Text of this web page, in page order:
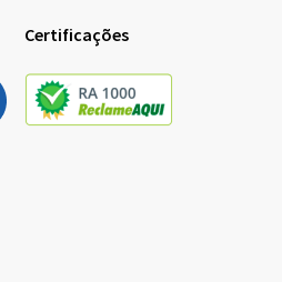
Certificações